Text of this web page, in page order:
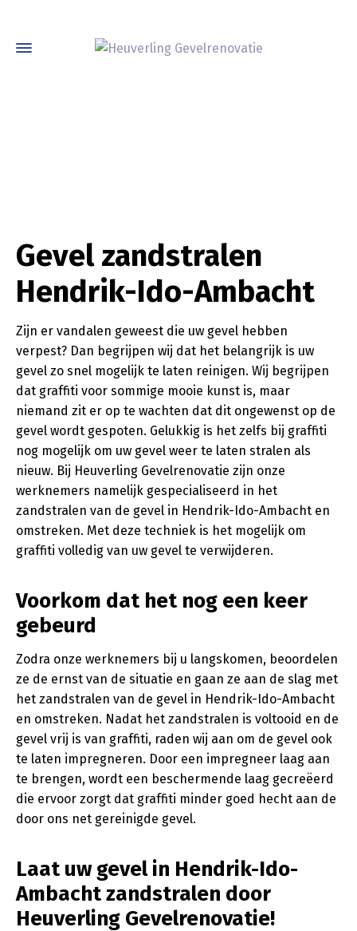
Gevel zandstralen
Hendrik-Ido-Ambacht
Zijn er vandalen geweest die uw gevel hebben
verpest? Dan begrijpen wij dat het belangrijk is uw
gevel zo snel mogelijk te laten reinigen. Wij begrijpen
dat graffiti voor sommige mooie kunst is, maar
niemand zit er op te wachten dat dit ongewenst op de
gevel wordt gespoten. Gelukkig is het zelfs bij graffiti
nog mogelijk om uw gevel weer te laten stralen als
nieuw. Bij Heuverling Gevelrenovatie zijn onze
werknemers namelijk gespecialiseerd in het
zandstralen van de gevel in Hendrik-Ido-Ambacht en
omstreken. Met deze techniek is het mogelijk om
graffiti volledig van uw gevel te verwijderen.
Voorkom dat het nog een keer
gebeurd
Zodra onze werknemers bij u langskomen, beoordelen
ze de ernst van de situatie en gaan ze aan de slag met
het zandstralen van de gevel in Hendrik-Ido-Ambacht
en omstreken. Nadat het zandstralen is voltooid en de
gevel vrij is van graffiti, raden wij aan om de gevel ook
te laten impregneren. Door een impregneer laag aan
te brengen, wordt een beschermende laag gecreëerd
die ervoor zorgt dat graffiti minder goed hecht aan de
door ons net gereinigde gevel.
Laat uw gevel in Hendrik-Ido-
Ambacht zandstralen door
Heuverling Gevelrenovatie!